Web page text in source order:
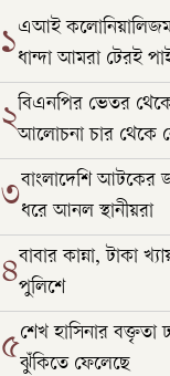
১এআই
ধান্দা আমরা টেরই
২বিএনপির ভেতর
আলোচনা চার থেকে
৩বাংলাদেশি আটকের
ধরে আনল স্থানীয়রা
৪বাবার কান্না, টাকা
পুলিশে
৫শেখ হাসিনার বক্তৃতা
ঝুঁকিতে ফেলেছে